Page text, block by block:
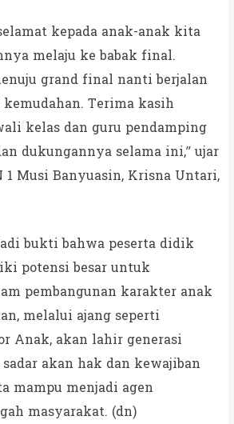
kepada anak-anak kita
melaju ke babak final.
grand final nanti berjalan
Terima kasih
kelas dan guru pendamping
dukungannya selama ini,” ujar
1 Musi Banyuasin, Krisna Untari,
bukti bahwa peserta didik
potensi besar untuk
pembangunan karakter anak
melalui ajang seperti
Anak, akan lahir generasi
akan hak dan kewajiban
mampu menjadi agen
masyarakat. (dn)